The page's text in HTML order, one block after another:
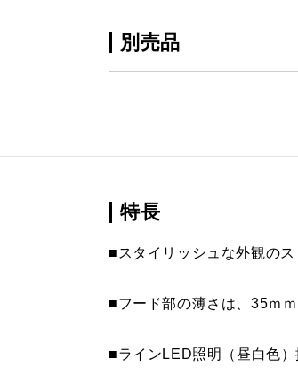
別売品
特長
■スタイリッシュな外観のス
■フード部の薄さは、35ｍｍ
■ラインLED照明（昼白色）